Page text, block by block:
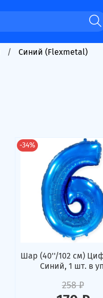
Синий (Flexmetal)
-34%
Шар (40''/102 см)
Синий, 1 шт. в
258 ₽